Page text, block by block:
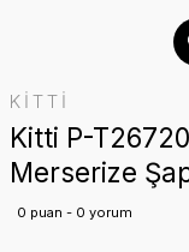
KİTTİ
Kitti P-
Merserize
0 puan - 0 yorum